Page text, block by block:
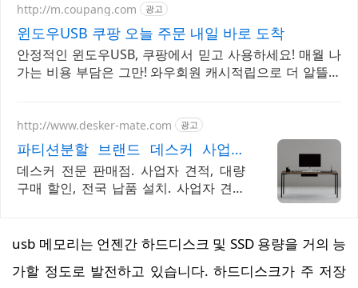
a
v
i
g
t
i
o
http://m.coupang.com 광고
윈도우USB 쿠팡 오늘 주문 내일 바로 도착
안정적인 윈도우USB, 쿠팡에서 믿고 사용하세요! 매월 나
가는 비용 부담은 그만! 와우회원 캐시적립으로 더 알뜰하
http://www.desker-mate.com 광고
파티션분할 브랜드 데스커 사업자
전문
데스커 전문 판매점. 사업자 견적, 대량
구매 할인, 전국 납품 설치. 사업자 견적
usb 메모리는 언젠간 하드디스크 및 SSD 용량을 거의 능
가할 정도로 발전하고 있습니다. 하드디스크가 주 저장